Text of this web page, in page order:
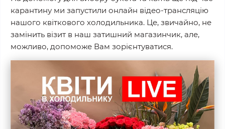
карантину ми запустили онлайн відео-трансляцію
нашого квіткового холодильника. Це, звичайно, не
замінить візит в наш затишний магазинчик, але,
можливо, допоможе Вам зорієнтуватися.